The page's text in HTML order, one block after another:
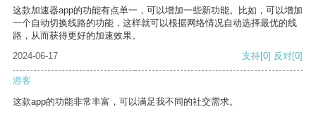
这款加速器app的功能有点单一，可以增加一些新功能。比如，可以增加
一个自动切换线路的功能，这样就可以根据网络情况自动选择最优的线
路，从而获得更好的加速效果。
2024-06-17
支持[0] 反对[0]
游客
这款app的功能非常丰富，可以满足我不同的社交需求。